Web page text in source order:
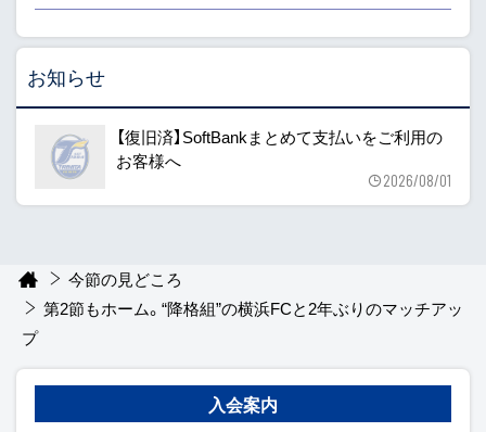
お知らせ
【復旧済】SoftBankまとめて支払いをご利用の
お客様へ
2026/08/01
今節の見どころ
第2節もホーム。“降格組”の横浜FCと2年ぶりのマッチアッ
プ
入会案内